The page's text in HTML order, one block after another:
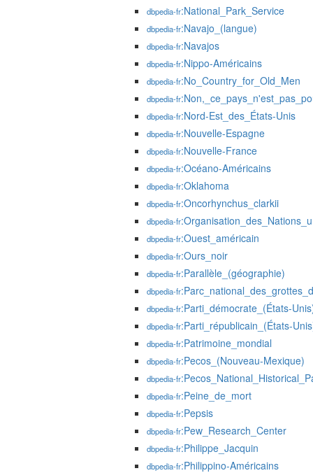
dbpedia-fr:National_Park_Service
dbpedia-fr:Navajo_(langue)
dbpedia-fr:Navajos
dbpedia-fr:Nippo-Américains
dbpedia-fr:No_Country_for_Old_Men
dbpedia-fr
dbpedia-fr:Nord-Est_des_États-Unis
dbpedia-fr:Nouvelle-Espagne
dbpedia-fr:Nouvelle-France
dbpedia-fr:Océano-Américains
dbpedia-fr:Oklahoma
dbpedia-fr:Oncorhynchus_clarkii
dbpedia-fr
dbpedia-fr:Ouest_américain
dbpedia-fr:Ours_noir
dbpedia-fr:Parallèle_(géographie)
dbpedia-fr
dbpedia-fr:Parti_démocrate_(États-
dbpedia-fr:Parti_républicain_(États-
dbpedia-fr:Patrimoine_mondial
dbpedia-fr:Pecos_(Nouveau-Mexique)
dbpedia-fr
dbpedia-fr:Peine_de_mort
dbpedia-fr:Pepsis
dbpedia-fr:Pew_Research_Center
dbpedia-fr:Philippe_Jacquin
dbpedia-fr:Philippino-Américains